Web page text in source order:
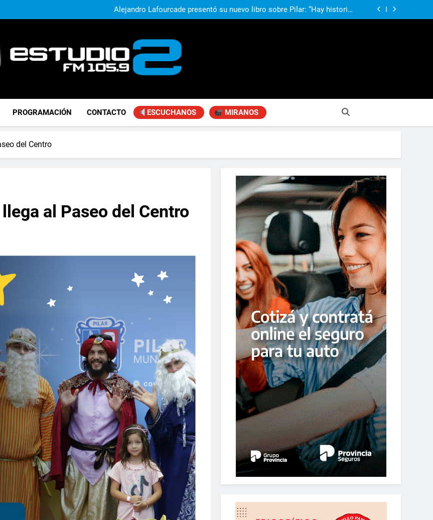
desarrollo de la comunidad
Alejandro Lafourcade presentó su nuevo libro sobre Pilar: “Hay historias
que, si nadie las plasma, se pierden para siempre”
Achával, primero en imagen positiva entre jefes comunales del GBA
Alejandro Lafourcade presentó su nuevo libro sobre Pilar: “Hay historias
Achával, primero en imagen positiva entre jefes comunales del GBA
FM Estudio 2
PROGRAMACIÓN CONTACTO ESCUCHANOS MIRANOS
del Centro
al Paseo del Centro